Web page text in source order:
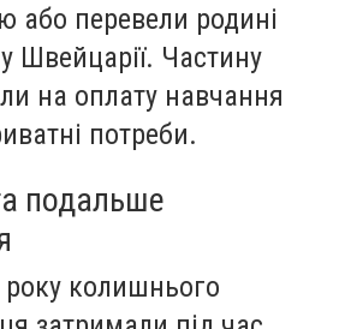
або перевели родині
Швейцарії. Частину
на оплату навчання
потреби.
подальше
колишнього